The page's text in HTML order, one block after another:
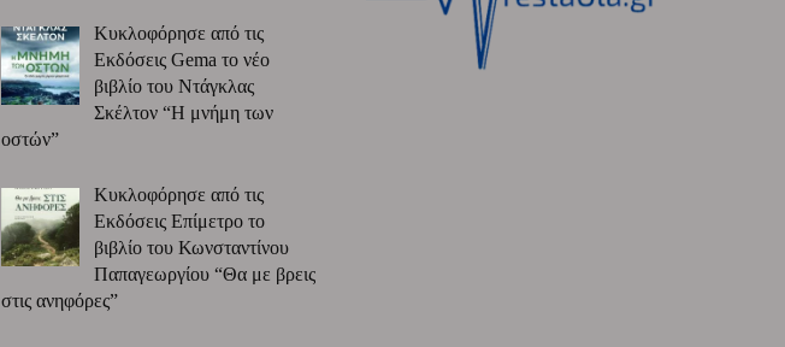
Κυκλοφόρησε από τις
Εκδόσεις Gema το νέο
βιβλίο του Ντάγκλας
Σκέλτον “Η μνήμη των
οστών”
Κυκλοφόρησε από τις
Εκδόσεις Επίμετρο το
βιβλίο του Κωνσταντίνου
Παπαγεωργίου “Θα με βρεις
στις ανηφόρες”